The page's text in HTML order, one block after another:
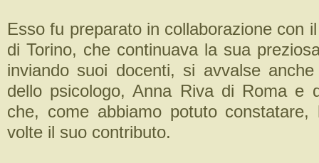
Esso fu preparato in collaborazione con
di Torino, che continuava la sua
inviando suoi docenti, si avvalse
dello psicologo, Anna Riva di Roma e
che, come abbiamo potuto
volte il suo contributo.